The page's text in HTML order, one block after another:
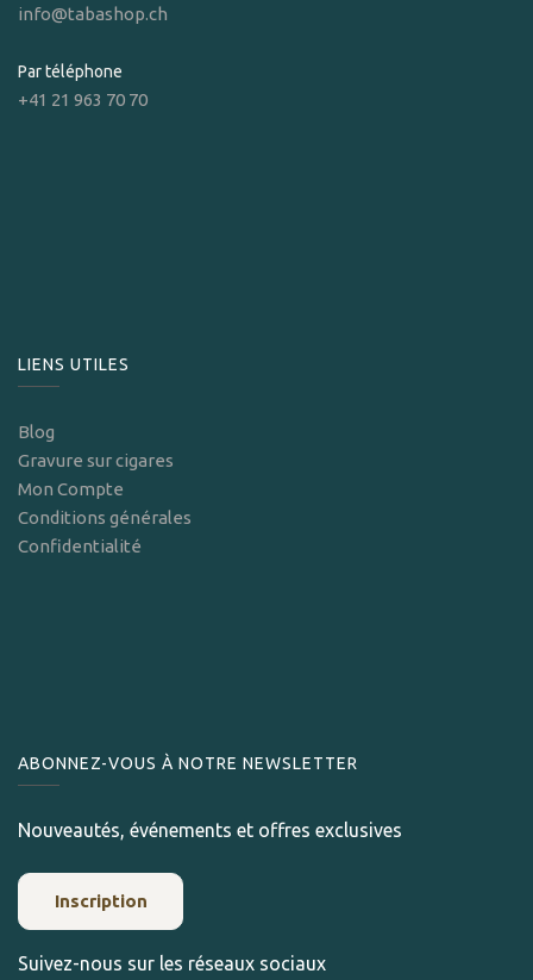
info@tabashop.ch
Par téléphone
+41 21 963 70 70
LIENS UTILES
Blog
Gravure sur cigares
Mon Compte
Conditions générales
Confidentialité
ABONNEZ-VOUS À NOTRE NEWSLETTER
Nouveautés, événements et offres exclusives
Inscription
Suivez-nous sur les réseaux sociaux